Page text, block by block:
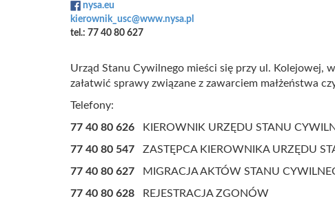
nysa.eu
kierownik_usc@www.nysa.pl
tel.: 77 40 80 627
Urząd Stanu Cywilnego mieści się przy ul. Kolejowej,
załatwić sprawy związane z zawarciem małżeństwa
Telefony:
77 40 80 626
KIEROWNIK URZĘDU STANU
77 40 80 547 ZASTĘPCA KIEROWNIKA URZĘDU
77 40 80 627
MIGRACJA AKTÓW STANU
77 40 80 628
REJESTRACJA ZGONÓW